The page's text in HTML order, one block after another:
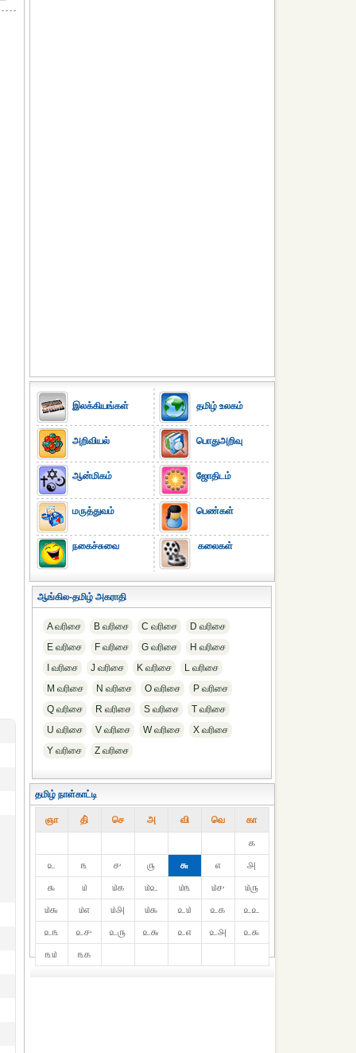
இலக்கியங்கள்
அறிவியல்
ஆன்மிகம்
மருத்துவம்
நகைச்சுவை
தமிழ் உலகம்
பொதுஅறிவு
ஜோதிடம்
பெண்கள்
கலைகள்
ஆங்கில-தமிழ் அகராதி
A வரிசை B வரிசை C வரிசை
D வரிசை
E வரிசை
F வரிசை G வரிசை
H வரிசை
I வரிசை
J வரிசை K வரிசை
L வரிசை
M வரிசை
N வரிசை O வரிசை
P வரிசை
Q வரிசை
R வரிசை S வரிசை
T வரிசை
U வரிசை
V வரிசை W வரிசை
X வரிசை
Y வரிசை
Z வரிசை
தமிழ் நாள்காட்டி
ஞா தி் செ அ வி வெ கா
௧
௨
௩ ௪ ௫ ௬ ௭
௮
௯
௰ ௰௧ ௰௨ ௰௩ ௰௪
௰௫
௰௬
௰௭ ௰௮ ௰௯ ௨௰ ௨௧
௨௨
௨௩
௨௪ ௨௫ ௨௬ ௨௭ ௨௮
௨௯
௩௰
௩௧